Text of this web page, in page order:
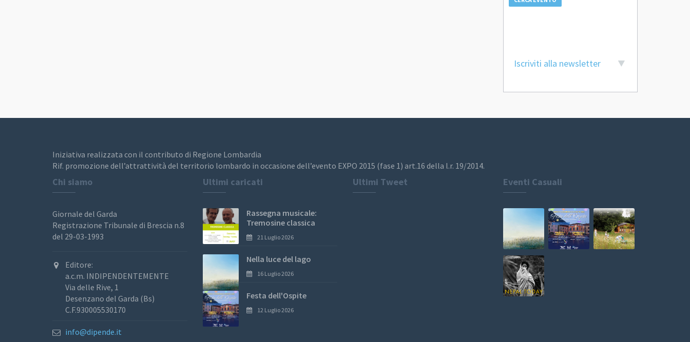
Iscriviti alla newsletter
Iniziativa realizzata con il contributo di Regione Lombardia
Rif. promozione dell’attrattività del territorio lombardo in occasione dell’evento EXPO 2015 (fase 1) art.16 della l.r. 19/2014.
Chi siamo
Giornale del Garda
Registrazione Tribunale di Brescia n.8
del 29-03-1993
Editore:
a.c.m. INDIPENDENTEMENTE
Via delle Rive, 1
Desenzano del Garda (Bs)
C.F.930005530170
info@dipende.it
Ultimi caricati
Rassegna musicale:
Tremosine classica
21 Luglio 2026
Nella luce del lago
16 Luglio 2026
Festa dell'Ospite
12 Luglio 2026
Ultimi Tweet Eventi Casuali